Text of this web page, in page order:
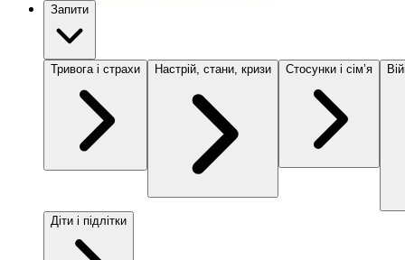
Запити
Тривога і страхи Настрій, стани, кризи Стосунки і сімʼя
Діти і підлітки